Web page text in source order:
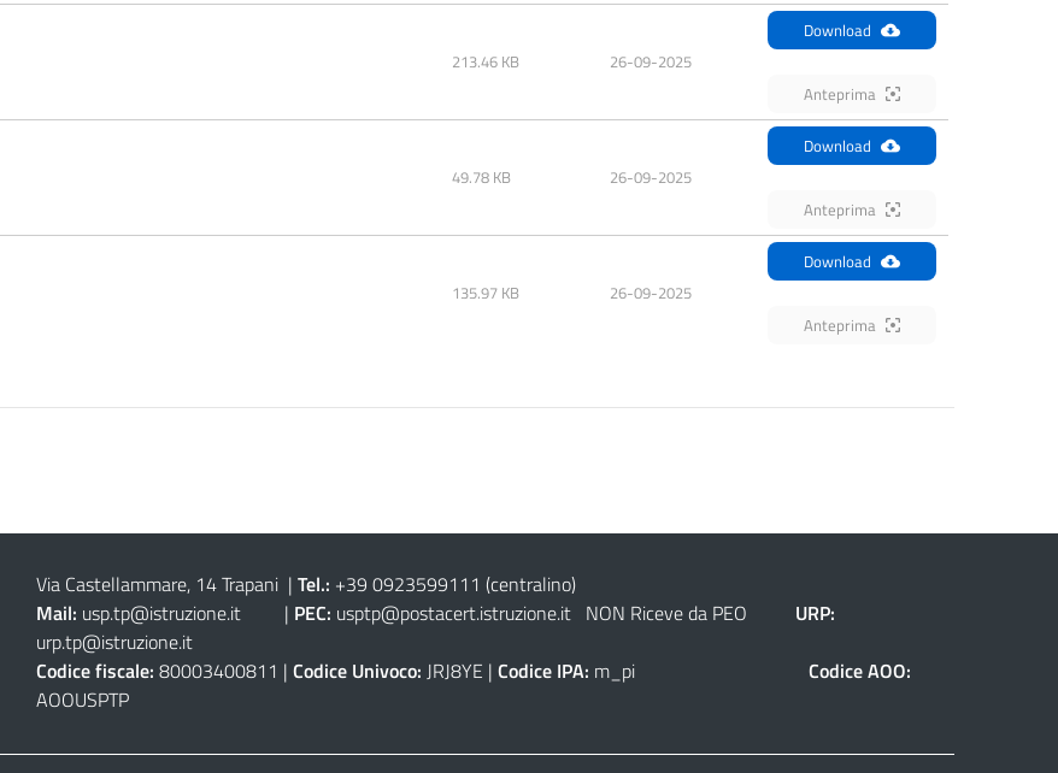
213.46 KB 26-09-2025
Download
Anteprima
49.78 KB 26-09-2025
Download
Anteprima
135.97 KB 26-09-2025
Download
Anteprima
Via Castellammare, 14 Trapani | Tel.: +39 0923599111 (centralino)
Mail: usp.tp@istruzione.it| PEC: usptp@postacert.istruzione.itNON Riceve da PEO URP:
urp.tp@istruzione.it
Codice fiscale: 80003400811 | Codice Univoco: JRJ8YE | Codice IPA: m_pi Codice AOO:
AOOUSPTP